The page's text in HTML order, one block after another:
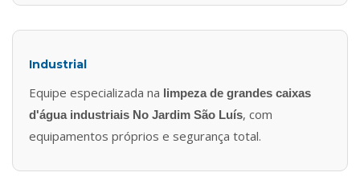
Industrial
Equipe especializada na limpeza de grandes caixas
d'água industriais No Jardim São Luís, com
equipamentos próprios e segurança total.